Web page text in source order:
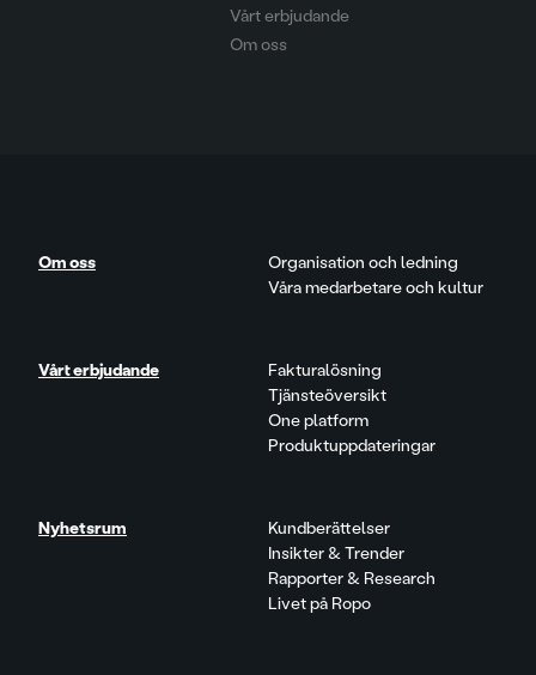
Vårt erbjudande
Om oss
Om oss
Organisation och ledning
Våra medarbetare och kultur
Vårt erbjudande
Fakturalösning
Tjänsteöversikt
One platform
Produktuppdateringar
Nyhetsrum
Kundberättelser
Insikter & Trender
Rapporter & Research
Livet på Ropo